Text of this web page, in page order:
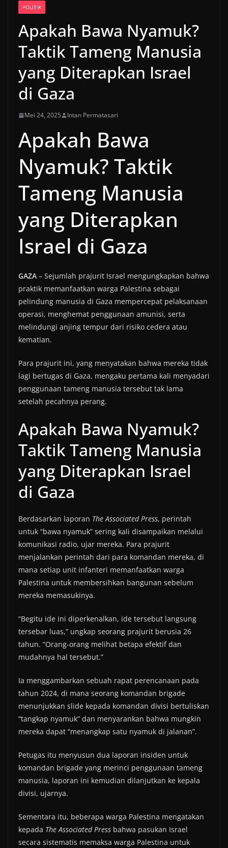
POLITIK
Apakah Bawa Nyamuk?
Taktik Tameng Manusia
yang Diterapkan Israel
di Gaza
Mei 24, 2025 Intan Permatasari
Apakah Bawa
Nyamuk? Taktik
Tameng Manusia
yang Diterapkan
Israel di Gaza
GAZA – Sejumlah prajurit Israel mengungkapkan bahwa
praktik memanfaatkan warga Palestina sebagai
pelindung manusia di Gaza mempercepat pelaksanaan
operasi, menghemat penggunaan amunisi, serta
melindungi anjing tempur dari risiko cedera atau
kematian.
Para prajurit ini, yang menyatakan bahwa mereka tidak
lagi bertugas di Gaza, mengaku pertama kali menyadari
penggunaan tameng manusia tersebut tak lama
setelah pecahnya perang.
Apakah Bawa Nyamuk?
Taktik Tameng Manusia
yang Diterapkan Israel
di Gaza
Berdasarkan laporan The Associated Press, perintah
untuk “bawa nyamuk” sering kali disampaikan melalui
komunikasi radio, ujar mereka. Para prajurit
menjalankan perintah dari para komandan mereka, di
mana setiap unit infanteri memanfaatkan warga
Palestina untuk membersihkan bangunan sebelum
mereka memasukinya.
“Begitu ide ini diperkenalkan, ide tersebut langsung
tersebar luas,” ungkap seorang prajurit berusia 26
tahun. “Orang-orang melihat betapa efektif dan
mudahnya hal tersebut.”
Ia menggambarkan sebuah rapat perencanaan pada
tahun 2024, di mana seorang komandan brigade
menunjukkan slide kepada komandan divisi bertuliskan
“tangkap nyamuk” dan menyarankan bahwa mungkin
mereka dapat “menangkap satu nyamuk di jalanan”.
Petugas itu menyusun dua laporan insiden untuk
komandan brigade yang merinci penggunaan tameng
manusia, laporan ini kemudian dilanjutkan ke kepala
divisi, ujarnya.
Sementara itu, beberapa warga Palestina mengatakan
kepada The Associated Press bahwa pasukan Israel
secara sistematis memaksa warga Palestina untuk